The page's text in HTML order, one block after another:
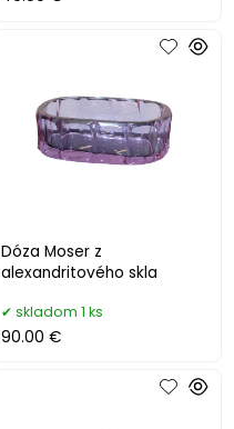
Dóza Moser z
alexandritového skla
skladom 1 ks
90.00 €